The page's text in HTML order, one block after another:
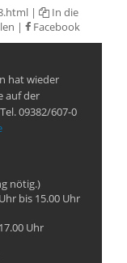
|
In die
| Facebook
hat wieder
auf der
09382/607-0
nötig.)
bis 15.00 Uhr
Uhr